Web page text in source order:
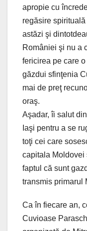
apropie cu
regăsire
astăzi şi
României şi nu a
fericirea pe care
găzdui sfinţenia
mai de preţ
oraş.
Aşadar, îi salut
Iaşi pentru a se
toţi cei care
capitala Moldovei
faptul că sunt
transmis primarul
Ca în fiecare an,
Cuvioase